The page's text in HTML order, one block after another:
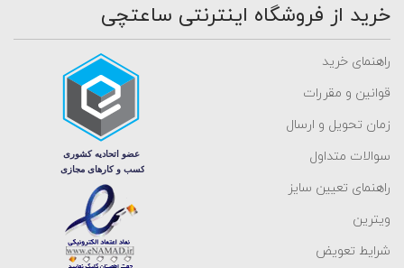
خرید از فروشگاه اینترنتی ساعتچی
راهنمای خرید
قوانین و مقررات
زمان تحویل و ارسال
سوالات متداول
راهنمای تعیین سایز
ویترین
شرایط تعویض